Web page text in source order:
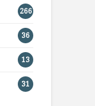
266
36
13
31